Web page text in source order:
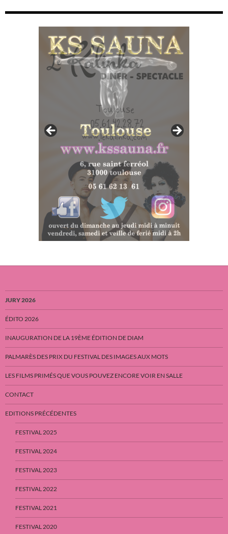
JURY 2026
ÉDITO 2026
INAUGURATION DE LA 19ÈME ÉDITION DE DIAM
PALMARÈS DES PRIX DU FESTIVAL DES IMAGES AUX MOTS
LES FILMS PRIMÉS QUE VOUS POUVEZ ENCORE VOIR EN SALLE
CONTACT
EDITIONS PRÉCÉDENTES
FESTIVAL 2025
FESTIVAL 2024
FESTIVAL 2023
FESTIVAL 2022
FESTIVAL 2021
FESTIVAL 2020